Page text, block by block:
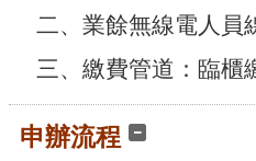
二、業餘無線電人員
三、繳費管道：臨櫃
申辦流程